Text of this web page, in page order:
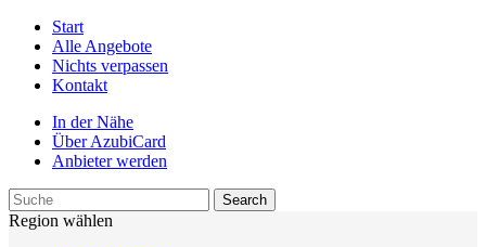
Start
Alle Angebote
Nichts verpassen
Kontakt
In der Nähe
Über AzubiCard
Anbieter werden
Region wählen